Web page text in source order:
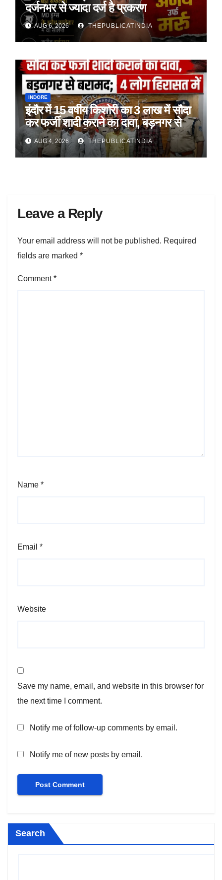
दर्जनभर से ज्यादा दर्ज है प्रकरण
AUG 6, 2026 THEPUBLICATINDIA
INDORE
इंदौर में 15 वर्षीय किशोरी का 3 लाख में सौदा
कर फर्जी शादी कराने का दावा, बड़नगर से
बरामद; 4 लोग हिरासत में
AUG 4, 2026 THEPUBLICATINDIA
Leave a Reply
Your email address will not be published. Required
fields are marked *
Comment*
Name *
Email *
Website
Save my name, email, and website in this browser for
the next time I comment.
Notify me of follow-up comments by email.
Notify me of new posts by email.
Search